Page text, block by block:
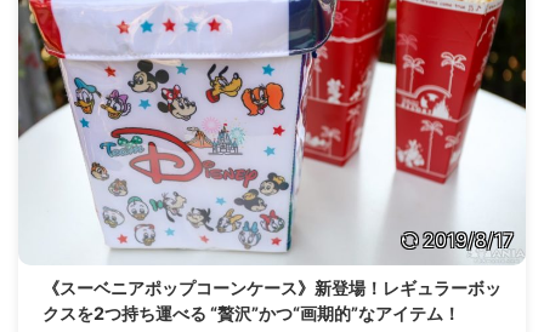
2019/8/17
《スーベニアポップコーンケース》新登場！レギュラーボッ
クスを2つ持ち運べる “贅沢”かつ“画期的”なアイテム！